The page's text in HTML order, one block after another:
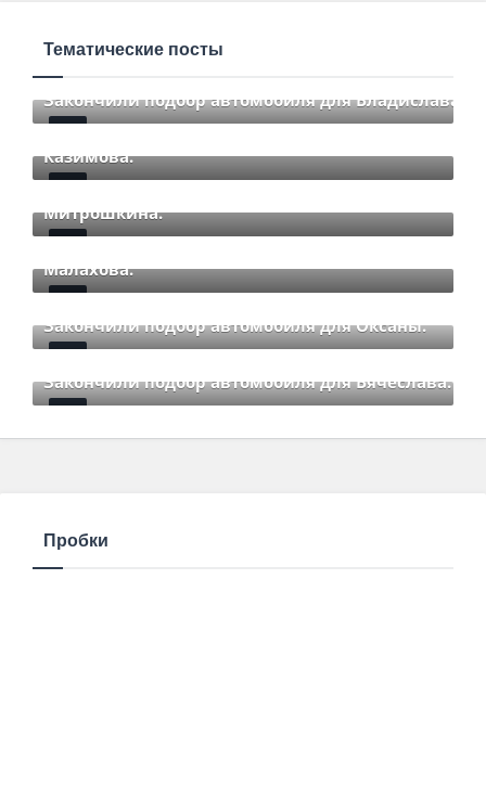
Тематические посты
Закончили подбор автомобиля для Владислава.
Закончили подбор автомобиля для Романа
Казимова.
Закончили подбор автомобиля для Дмитрия
Митрошкина.
Закончили подбор автомобиля для Дмитрия
Малахова.
Закончили подбор автомобиля для Оксаны.
Закончили подбор автомобиля для Вячеслава.
Пробки